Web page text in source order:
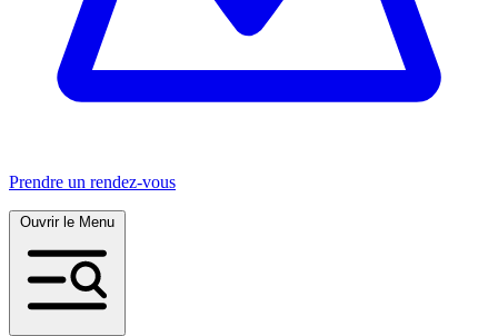
Prendre un rendez-vous